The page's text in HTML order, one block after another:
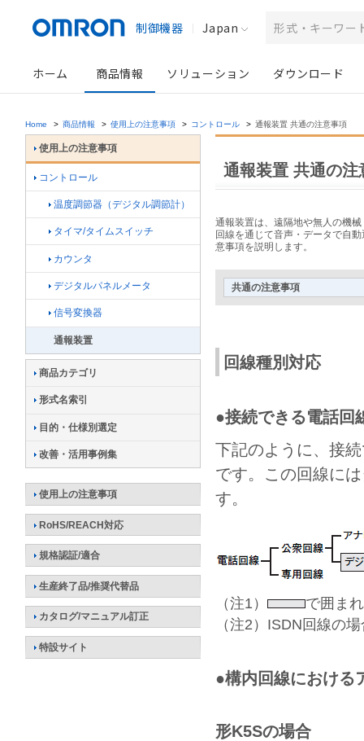
制御機器 Japan
ホーム 商品情報 ソリューション ダウンロード
Home > 商品情報 > 使用上の注意事項 > コントロール > 通報装置 共通の注意事項
使用上の注意事項
コントロール
温度調節器（デジタル調節計）
タイマ/タイムスイッチ
カウンタ
デジタルパネルメータ
信号変換器
通報装置
商品カテゴリ
形式名索引
目的・仕様別選定
改善・活用事例集
使用上の注意事項
RoHS/REACH対応
規格認証/適合
生産終了品/推奨代替品
カタログ/マニュアル訂正
特設サイト
通報装置 共通の注
通報装置は、遠隔地や無人の機
回線を通じて音声・データで自
意事項を説明します。
共通の注意事項
回線種別対応
●接続できる電話回
下記のように、接
です。この回線に
す。
（注1）
で囲ま
（注2）ISDN回線の
●構内回線における
形K5Sの場合